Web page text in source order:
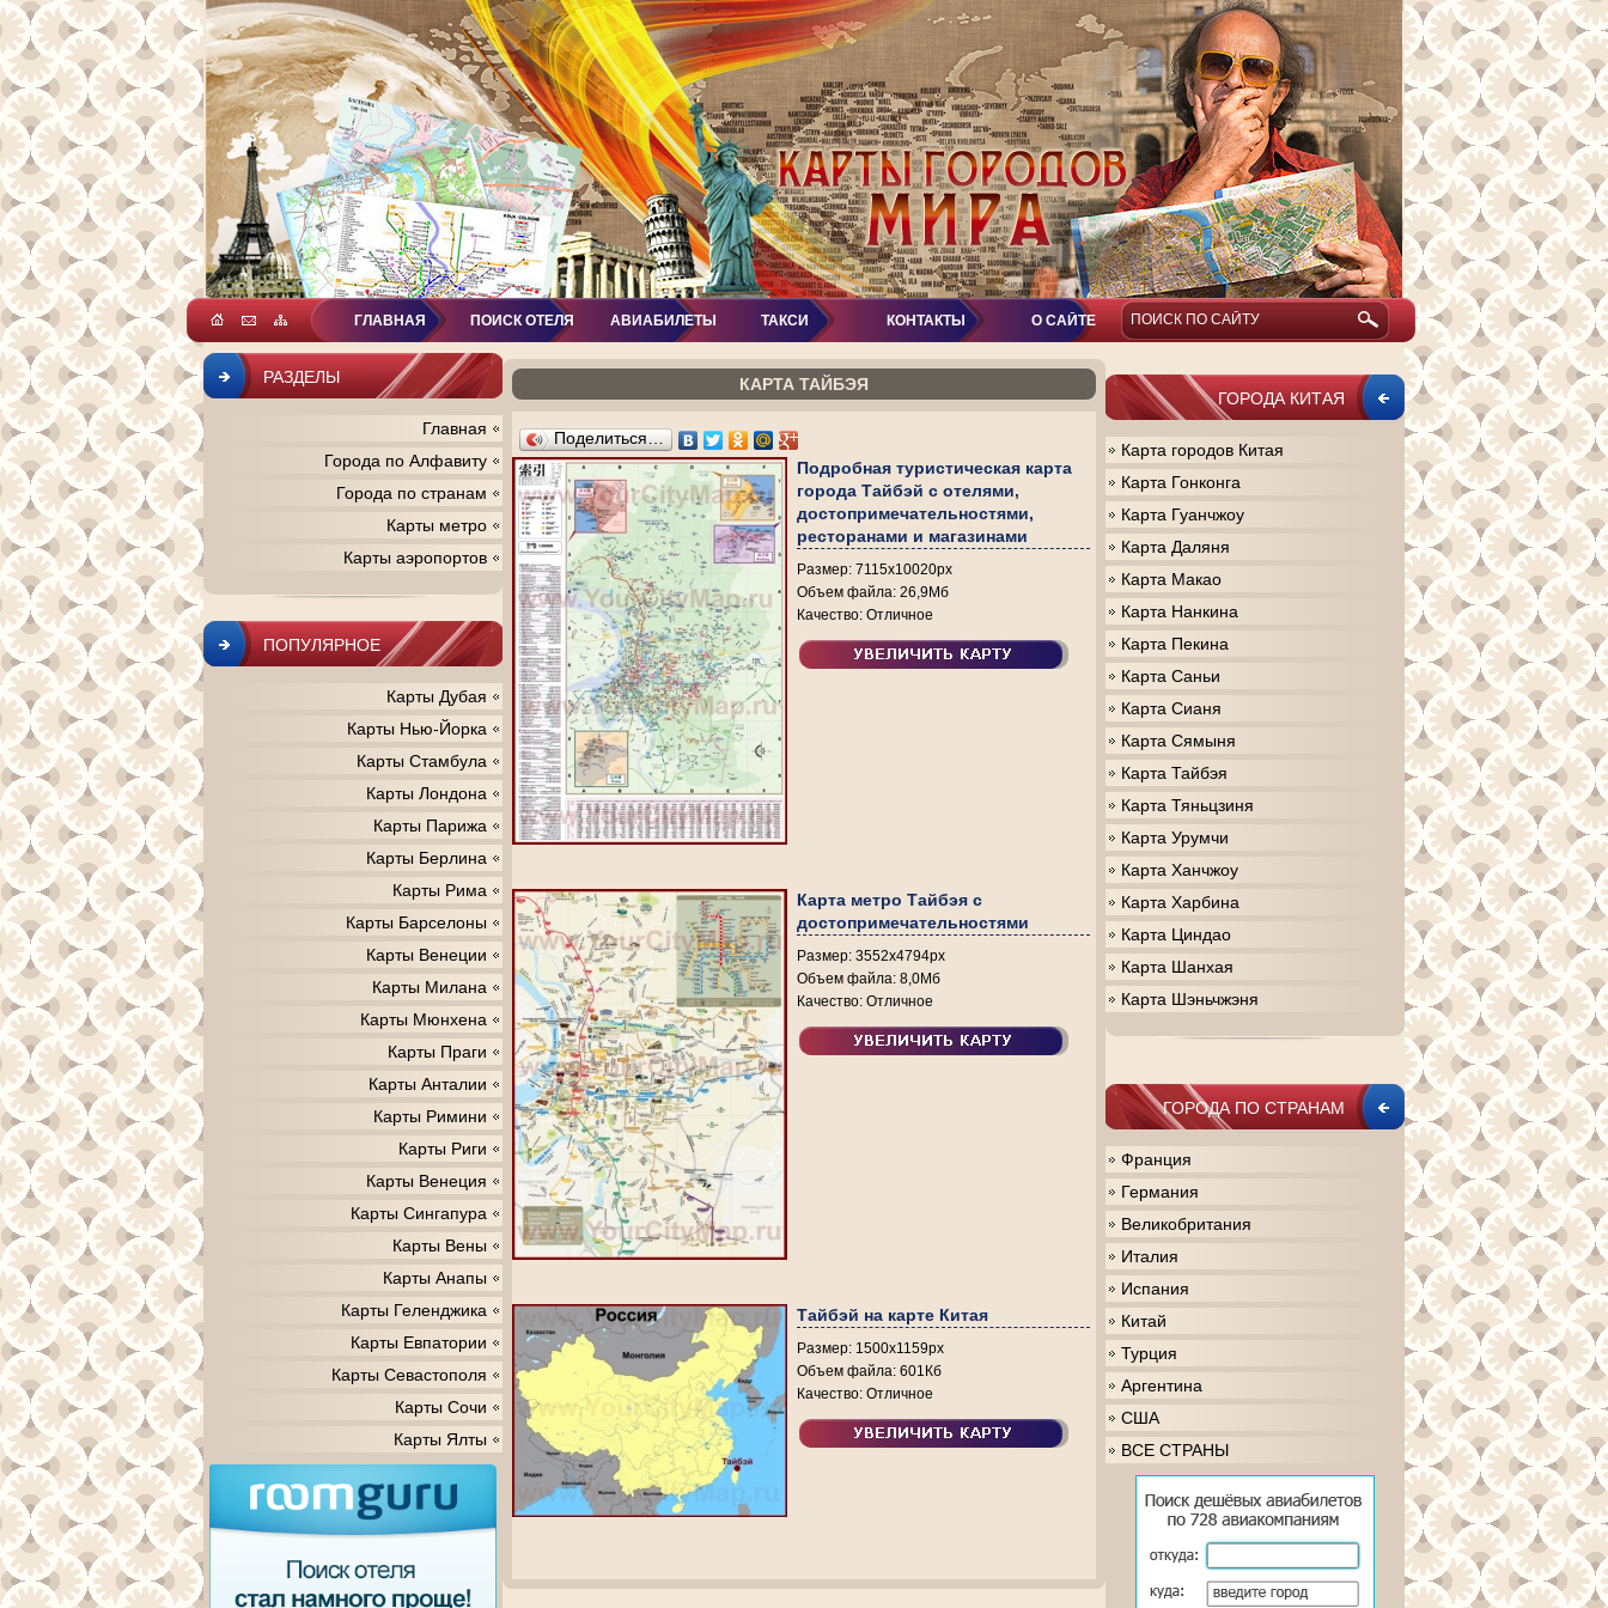
КАРТА ТАЙБЭЯ
Поделиться…
Подробная туристическая карта
города Тайбэй с отелями,
достопримечательностями,
ресторанами и магазинами
Размер: 7115х10020px
Объем файла: 26,9Мб
Качество: Отличное
Карта метро Тайбэя с
достопримечательностями
Размер: 3552х4794px
Объем файла: 8,0Мб
Качество: Отличное
Тайбэй на карте Китая
Размер: 1500х1159px
Объем файла: 601Кб
Качество: Отличное
РАЗДЕЛЫ
Главная
Города по Алфавиту
Города по странам
Карты метро
Карты аэропортов
ПОПУЛЯРНОЕ
Карты Дубая
Карты Нью-Йорка
Карты Стамбула
Карты Лондона
Карты Парижа
Карты Берлина
Карты Рима
Карты Барселоны
Карты Венеции
Карты Милана
Карты Мюнхена
Карты Праги
Карты Анталии
Карты Римини
Карты Риги
Карты Венеция
Карты Сингапура
Карты Вены
Карты Анапы
Карты Геленджика
Карты Евпатории
Карты Севастополя
Карты Сочи
Карты Ялты
ГОРОДА КИТАЯ
Карта городов Китая
Карта Гонконга
Карта Гуанчжоу
Карта Даляня
Карта Макао
Карта Нанкина
Карта Пекина
Карта Саньи
Карта Сианя
Карта Сямыня
Карта Тайбэя
Карта Тяньцзиня
Карта Урумчи
Карта Ханчжоу
Карта Харбина
Карта Циндао
Карта Шанхая
Карта Шэньчжэня
ГОРОДА ПО СТРАНАМ
Франция
Германия
Великобритания
Италия
Испания
Китай
Турция
Аргентина
США
ВСЕ СТРАНЫ
ГЛАВНАЯ ПОИСК ОТЕЛЯ АВИАБИЛЕТЫ ТАКСИ КОНТАКТЫ О САЙТЕ